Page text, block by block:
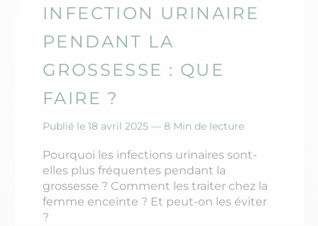
INFECTION URINAIRE
PENDANT LA
GROSSESSE : QUE
FAIRE ?
Publié le 18 avril 2025 — 8 Min de lecture
Pourquoi les infections urinaires sont-
elles plus fréquentes pendant la
grossesse ? Comment les traiter chez la
femme enceinte ? Et peut-on les éviter
?